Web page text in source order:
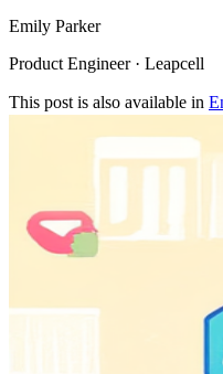
Emily Parker
Product Engineer · Leapcell
This post is also available in